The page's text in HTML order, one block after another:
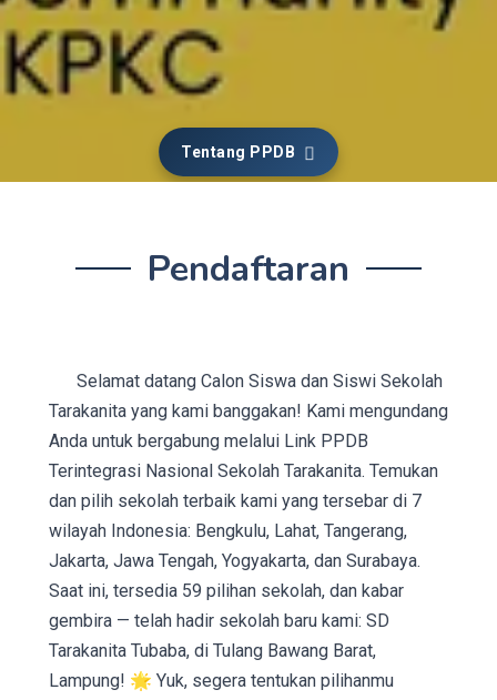
Tentang PPDB
Pendaftaran
Selamat datang Calon Siswa dan Siswi Sekolah
Tarakanita yang kami banggakan! Kami mengundang
Anda untuk bergabung melalui Link PPDB
Terintegrasi Nasional Sekolah Tarakanita. Temukan
dan pilih sekolah terbaik kami yang tersebar di 7
wilayah Indonesia: Bengkulu, Lahat, Tangerang,
Jakarta, Jawa Tengah, Yogyakarta, dan Surabaya.
Saat ini, tersedia 59 pilihan sekolah, dan kabar
gembira — telah hadir sekolah baru kami: SD
Tarakanita Tubaba, di Tulang Bawang Barat,
Lampung! 🌟 Yuk, segera tentukan pilihanmu